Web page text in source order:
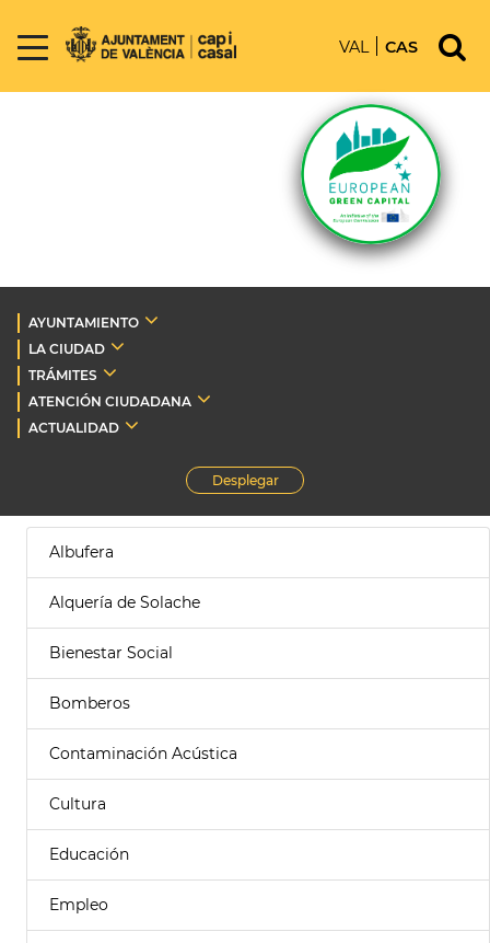
VAL CAS
AYUNTAMIENTO
LA CIUDAD
TRÁMITES
ATENCIÓN CIUDADANA
ACTUALIDAD
Desplegar
Albufera
Alquería de Solache
Bienestar Social
Bomberos
Contaminación Acústica
Cultura
Educación
Empleo